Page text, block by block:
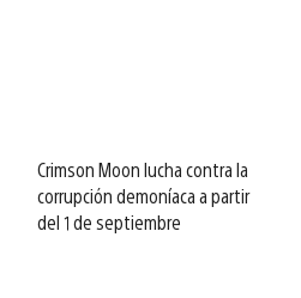
Crimson Moon lucha contra la
corrupción demoníaca a partir
del 1 de septiembre